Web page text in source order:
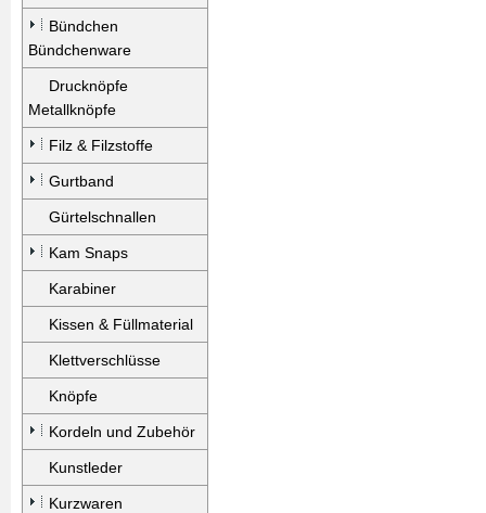
Bündchen
Bündchenware
Drucknöpfe
Metallknöpfe
Filz & Filzstoffe
Gurtband
Gürtelschnallen
Kam Snaps
Karabiner
Kissen & Füllmaterial
Klettverschlüsse
Knöpfe
Kordeln und Zubehör
Kunstleder
Kurzwaren